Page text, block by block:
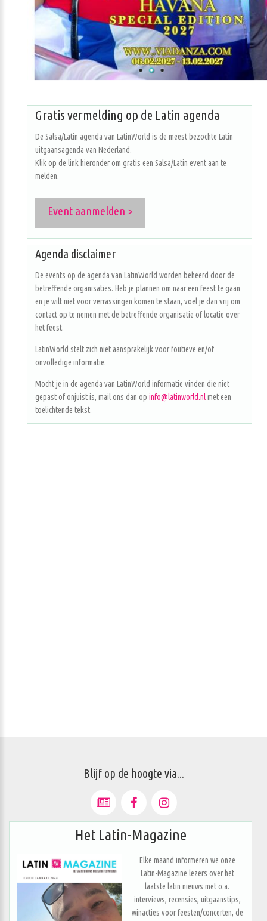
Gratis vermelding op de Latin agenda
De Salsa/Latin agenda van LatinWorld is de meest bezochte Latin
uitgaansagenda van Nederland.
Klik op de link hieronder om gratis een Salsa/Latin event aan te
melden.
Event aanmelden >
Agenda disclaimer
De events op de agenda van LatinWorld worden beheerd door de
betreffende organisaties. Heb je plannen om naar een feest te gaan
en je wilt niet voor verrassingen komen te staan, voel je dan vrij om
contact op te nemen met de betreffende organisatie of locatie over
het feest.
LatinWorld stelt zich niet aansprakelijk voor foutieve en/of
onvolledige informatie.
Mocht je in de agenda van LatinWorld informatie vinden die niet
gepast of onjuist is, mail ons dan op info@latinworld.nlmet een
toelichtende tekst.
Blijf op de hoogte via...
Het Latin-Magazine
Elke maand informeren we onze
Latin-Magazine lezers over het
laatste latin nieuws met o.a.
interviews, recensies, uitgaanstips,
winacties voor feesten/concerten, de